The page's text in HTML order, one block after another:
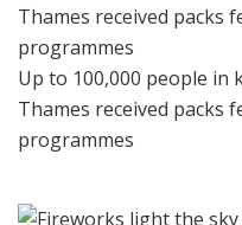
Up to 100,000 people in
Thames received packs
programmes